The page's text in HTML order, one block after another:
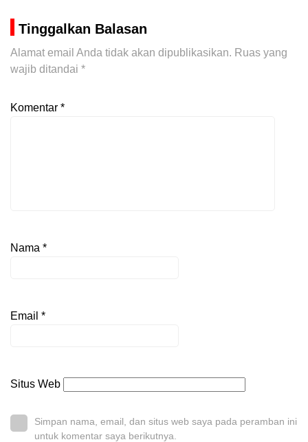
Tinggalkan Balasan
Alamat email Anda tidak akan dipublikasikan. Ruas yang
wajib ditandai *
Komentar *
Nama *
Email *
Situs Web
Simpan nama, email, dan situs web saya pada peramban ini
untuk komentar saya berikutnya.